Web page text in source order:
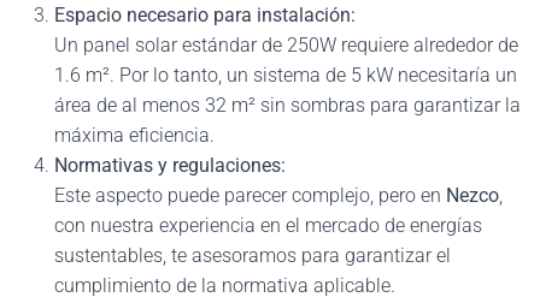
Espacio necesario para instalación:
Un panel solar estándar de 250W requiere alrededor de
1.6 m². Por lo tanto, un sistema de 5 kW necesitaría un
área de al menos 32 m² sin sombras para garantizar la
máxima eficiencia.
Normativas y regulaciones:
Este aspecto puede parecer complejo, pero en Nezco,
con nuestra experiencia en el mercado de energías
sustentables, te asesoramos para garantizar el
cumplimiento de la normativa aplicable.